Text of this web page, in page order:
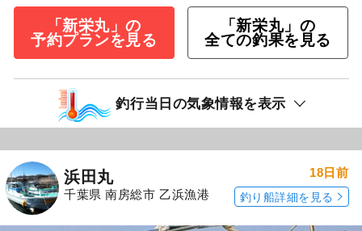
「新栄丸」の
予約プランを見る
「新栄丸」の
全ての釣果を見る
釣行当日の気象情報を表示
浜田丸
千葉県 南房総市 乙浜漁港
18日前
釣り船詳細を見る